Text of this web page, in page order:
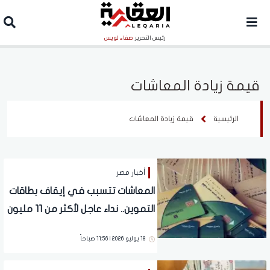
رئيس التحرير صفاء لويس
قيمة زيادة المعاشات
الرئيسية قيمة زيادة المعاشات
أخبار مصر
المعاشات تتسبب في إيقاف بطاقات
التموين.. نداء عاجل لأكثر من 11 مليون
18 يوليو 2026 | 11:56 صباحاً